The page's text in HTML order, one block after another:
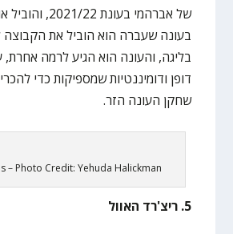
של אברהמי בעונת
בעונה שעברה הוא הוביל את הקבוצה
בליגה, והעונה הוא הגיע לרמה אחרת,
דופן ודומיננטיות שמספיקות כדי
שחקן העונה הזר.
– Photo Credit: Yehuda Halickman
5. ריצ'רד האוול